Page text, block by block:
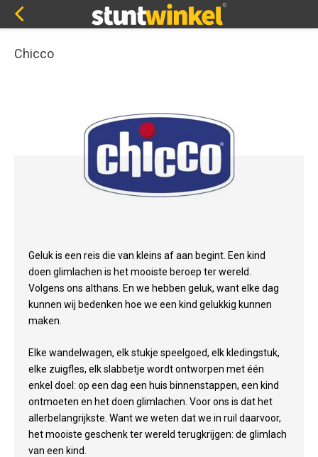
Chicco
Geluk is een reis die van kleins af aan begint. Een kind
doen glimlachen is het mooiste beroep ter wereld.
Volgens ons althans. En we hebben geluk, want elke dag
kunnen wij bedenken hoe we een kind gelukkig kunnen
maken.
Elke wandelwagen, elk stukje speelgoed, elk kledingstuk,
elke zuigfles, elk slabbetje wordt ontworpen met één
enkel doel: op een dag een huis binnenstappen, een kind
ontmoeten en het doen glimlachen. Voor ons is dat het
allerbelangrijkste. Want we weten dat we in ruil daarvoor,
het mooiste geschenk ter wereld terugkrijgen: de glimlach
van een kind.